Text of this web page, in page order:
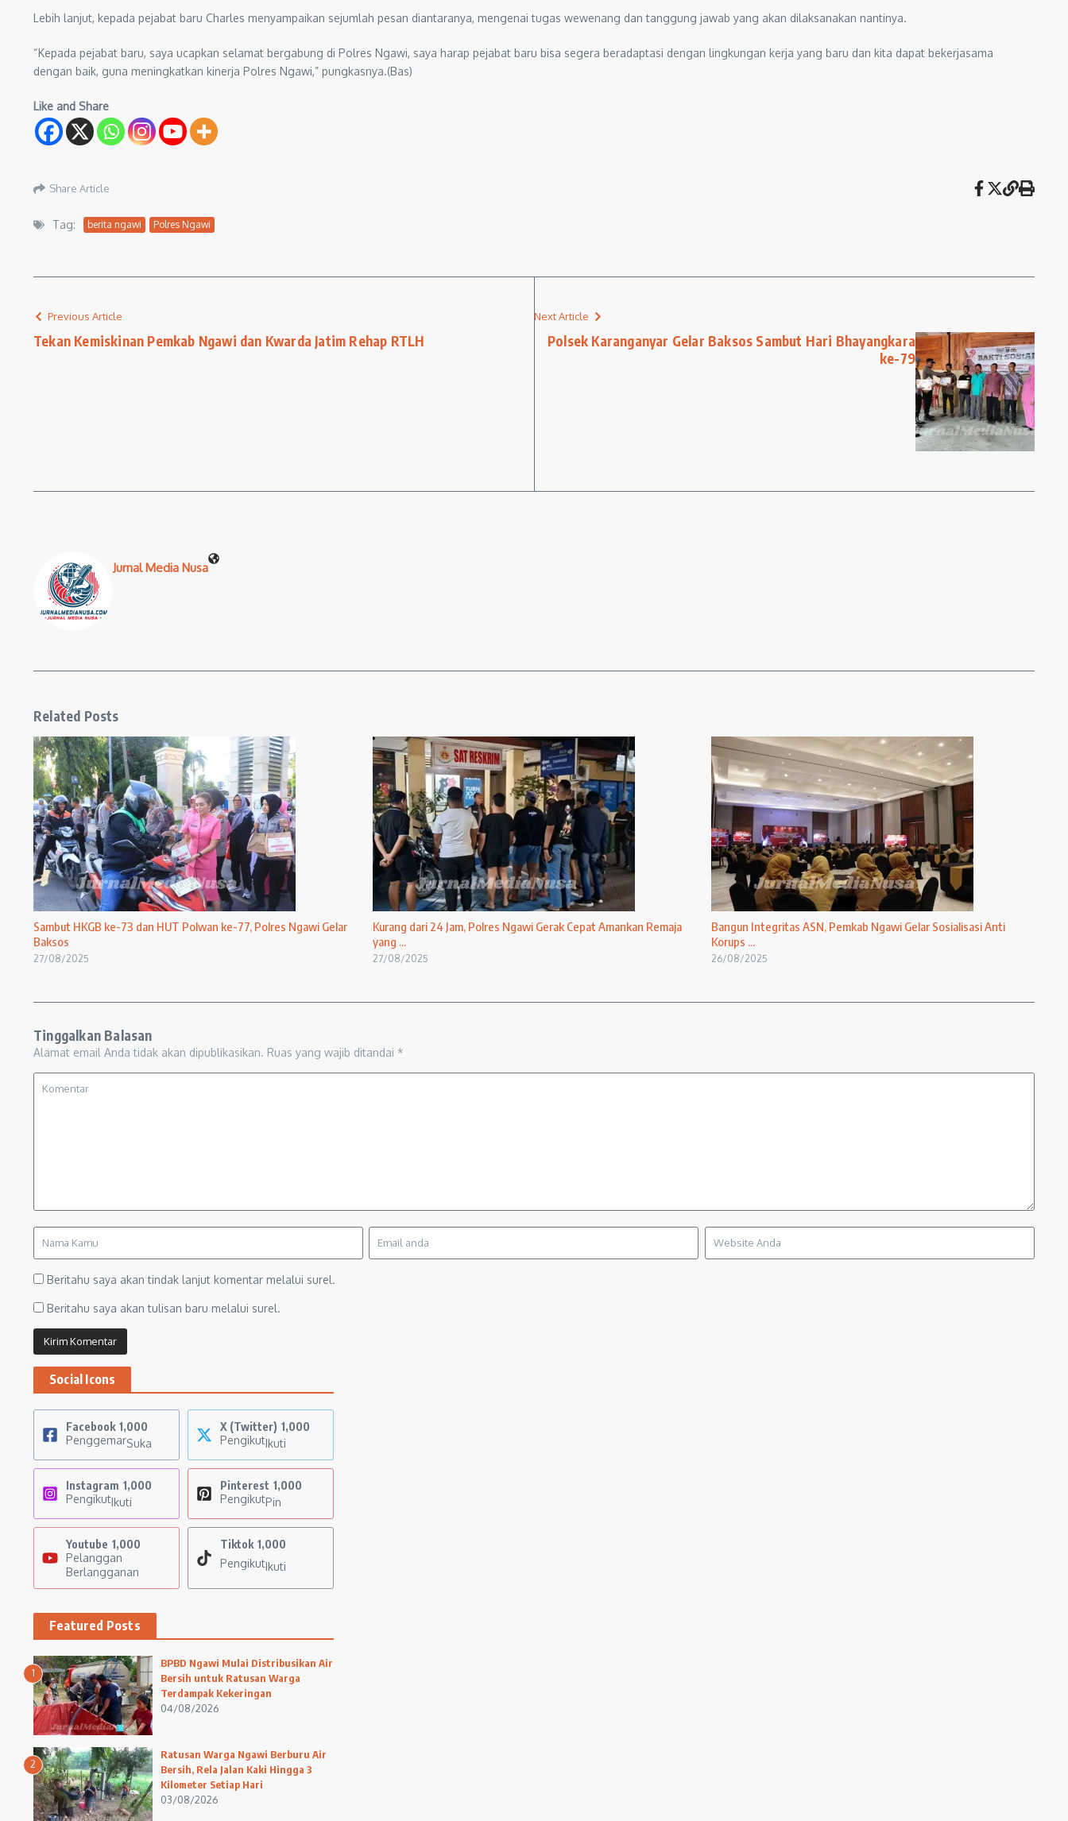
Lebih lanjut, kepada pejabat baru Charles menyampaikan sejumlah pesan diantaranya, mengenai tugas wewenang dan tanggung jawab yang akan dilaksanakan nantinya.
“Kepada pejabat baru, saya ucapkan selamat bergabung di Polres Ngawi, saya harap pejabat baru bisa segera beradaptasi dengan lingkungan kerja yang baru dan kita dapat bekerjasama
dengan baik, guna meningkatkan kinerja Polres Ngawi,” pungkasnya.(Bas)
Like and Share
Share Article
Tag: berita ngawi Polres Ngawi
Previous Article
Tekan Kemiskinan Pemkab Ngawi dan Kwarda Jatim Rehap RTLH
Next Article
Polsek Karanganyar Gelar Baksos Sambut Hari Bhayangkara
ke-79
Jurnal Media Nusa
Related Posts
Sambut HKGB ke-73 dan HUT Polwan ke-77, Polres Ngawi Gelar
Baksos
27/08/2025
Kurang dari 24 Jam, Polres Ngawi Gerak Cepat Amankan Remaja
yang ...
27/08/2025
Bangun Integritas ASN, Pemkab Ngawi Gelar Sosialisasi Anti
Korups ...
26/08/2025
Tinggalkan Balasan
Alamat email Anda tidak akan dipublikasikan. Ruas yang wajib ditandai *
Beritahu saya akan tindak lanjut komentar melalui surel.
Beritahu saya akan tulisan baru melalui surel.
Social Icons
Facebook 1,000
PenggemarSuka
X (Twitter) 1,000
PengikutIkuti
Instagram 1,000
PengikutIkuti
Pinterest 1,000
PengikutPin
Youtube 1,000
Pelanggan
Berlangganan
Tiktok 1,000
PengikutIkuti
Featured Posts
1
BPBD Ngawi Mulai Distribusikan Air
Bersih untuk Ratusan Warga
Terdampak Kekeringan
04/08/2026
2
Ratusan Warga Ngawi Berburu Air
Bersih, Rela Jalan Kaki Hingga 3
Kilometer Setiap Hari
03/08/2026